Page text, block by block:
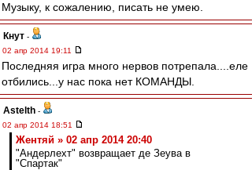
Музыку, к сожалению, писать не умею.
Кнут -
02 апр 2014 19:11
Последняя игра много нервов потрепала....еле
отбились...у нас пока нет КОМАНДЫ.
Astelth -
02 апр 2014 18:51
Жентяй » 02 апр 2014 20:40
"Андерлехт" возвращает де Зеува в
"Спартак"